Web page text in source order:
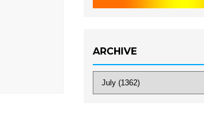
ARCHIVE